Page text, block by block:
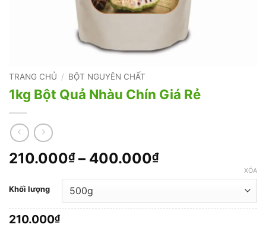
TRANG CHỦ / BỘT NGUYÊN CHẤT
1kg Bột Quả Nhàu Chín Giá Rẻ
210.000₫ – 400.000₫Khoảng
210.000₫
đến
Khối lượng
XÓA
210.000₫